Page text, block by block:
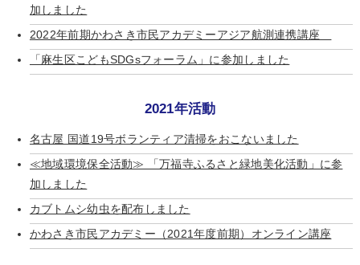
加しました
2022年前期かわさき市民アカデミーアジア航測連携講座
「麻生区こどもSDGsフォーラム」に参加しました
2021年活動
名古屋 国道19号ボランティア清掃をおこないました
≪地域環境保全活動≫ 「万福寺ふるさと緑地美化活動」に参
加しました
カブトムシ幼虫を配布しました
かわさき市民アカデミー（2021年度前期）オンライン講座